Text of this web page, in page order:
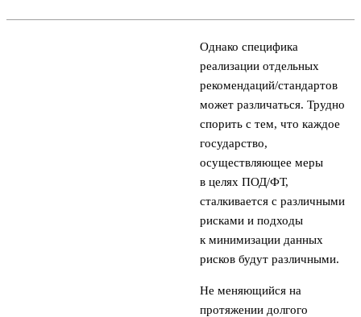
Однако специфика
реализации отдельных
рекомендаций/стандартов
может различаться. Трудно
спорить с тем, что каждое
государство,
осуществляющее меры
в целях ПОД/ФТ,
сталкивается с различными
рисками и подходы
к минимизации данных
рисков будут различными.
Не меняющийся на
протяжении долгого